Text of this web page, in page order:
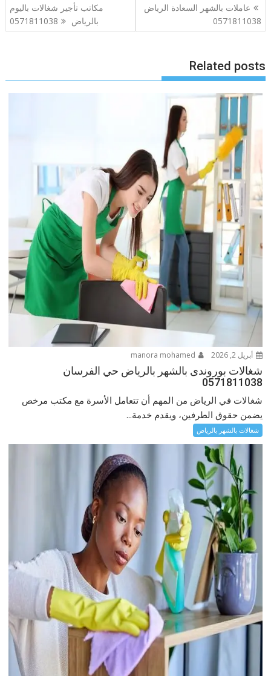
تصفّح
المقالات
عاملات بالشهر السعادة الرياض
0571811038
مكاتب تأجير شغالات باليوم
بالرياض 0571811038
Related posts
أبريل 2, 2026
شغالات بوروندى بالشهر بالرياض حي الفرسان
0571811038
شغالات في الرياض من المهم أن تتعامل الأسرة مع مكتب مرخص
يضمن حقوق الطرفين، ويقدم خدمة...
شغالات بالشهر بالرياض